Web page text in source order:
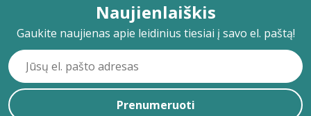
Naujienlaiškis
Gaukite naujienas apie leidinius tiesiai į savo el. paštą!
Prenumeruoti